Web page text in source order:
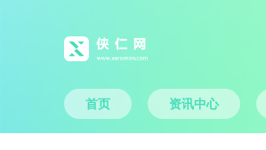
首页 资讯中心